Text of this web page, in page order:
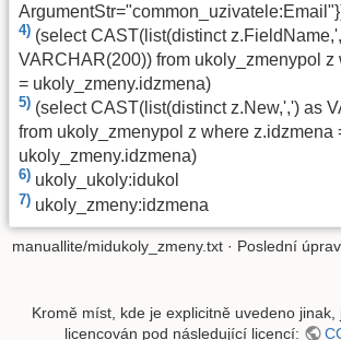
4) (select CAST(list(distinct
VARCHAR(200)) from ukoly_zmenypol z
= ukoly_zmeny.idzmena)
5) (select CAST(list(distinct z.New,',') as
from ukoly_zmenypol z where z.idzmena
ukoly_zmeny.idzmena)
6) ukoly_ukoly:idukol
7) ukoly_zmeny:idzmena
manuallite/midukoly_zmeny.txt · Poslední
Kromě míst, kde je explicitně uvedeno jinak,
licencován pod následující licencí: